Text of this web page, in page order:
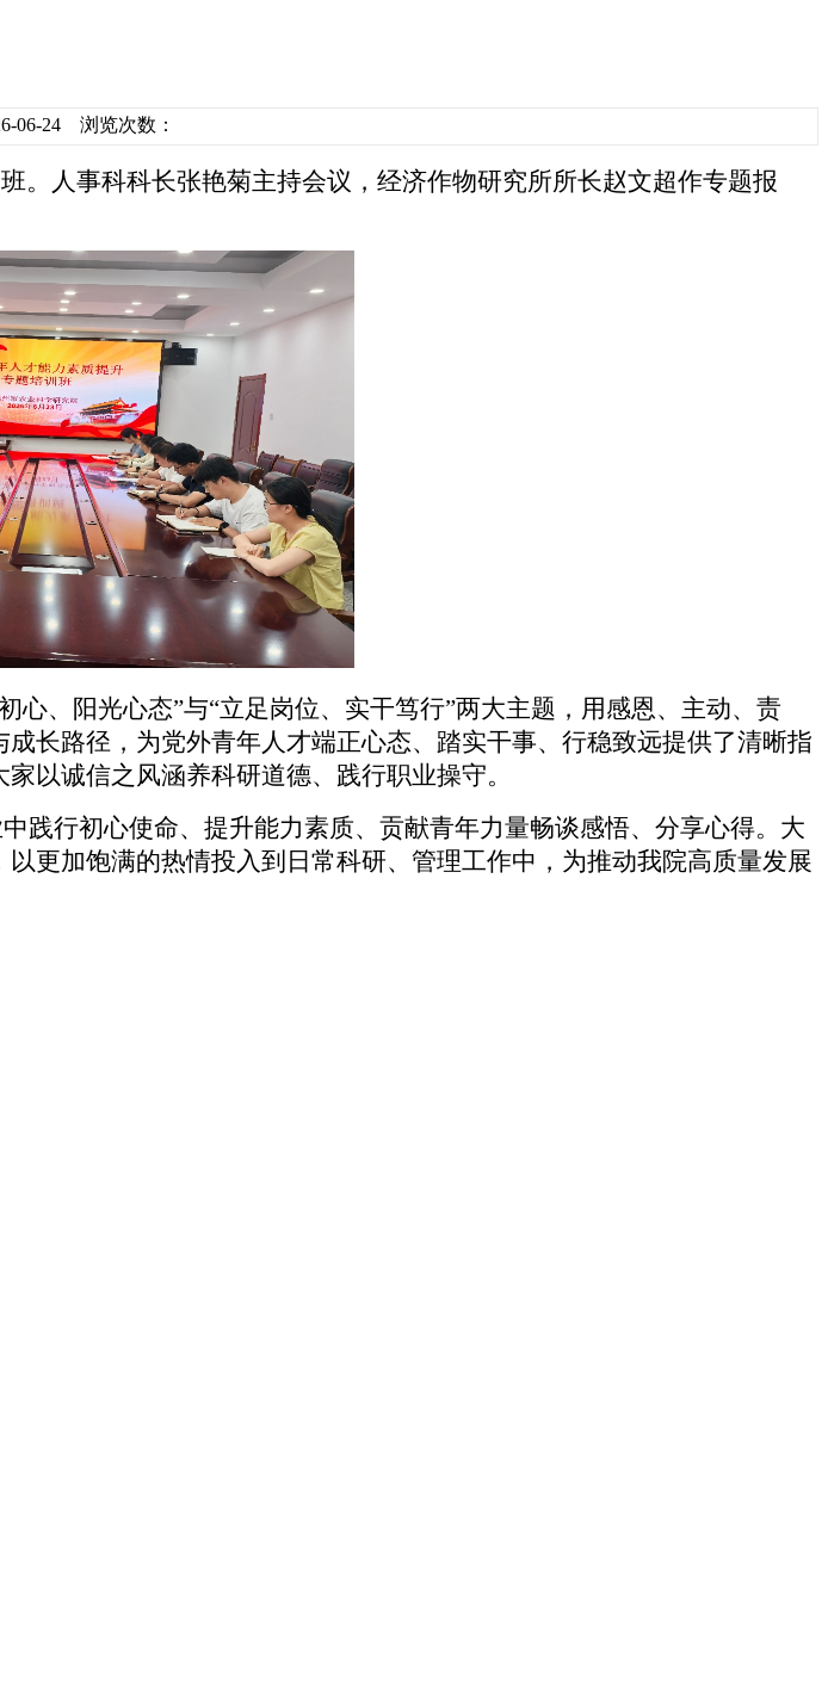
06-24 浏览次数：
。人事科科长张艳菊主持会议，经济作物研究所所长赵文超作专题报
心、阳光心态”与“立足岗位、实干笃行”两大主题，用感恩、主动、责
长路径，为党外青年人才端正心态、踏实干事、行稳致远提供了清晰指
以诚信之风涵养科研道德、践行职业操守。
践行初心使命、提升能力素质、贡献青年力量畅谈感悟、分享心得。大
更加饱满的热情投入到日常科研、管理工作中，为推动我院高质量发展